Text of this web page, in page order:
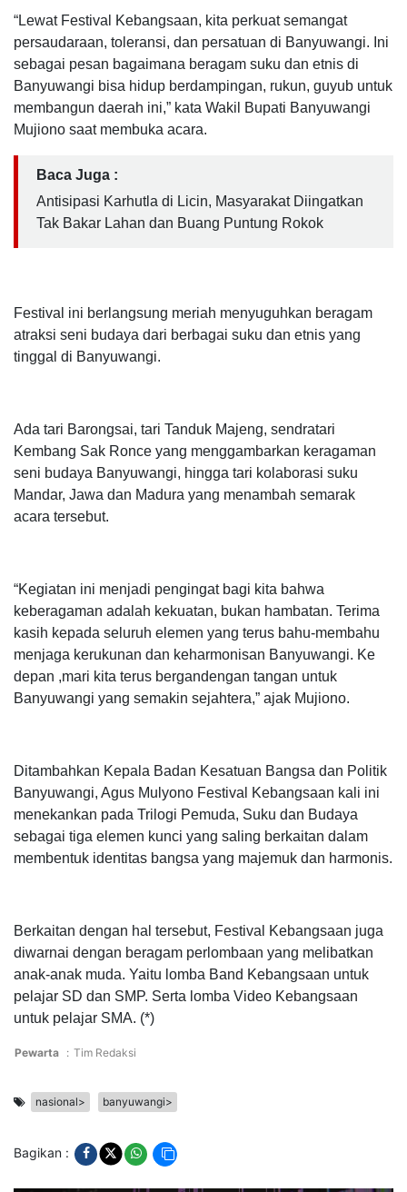
“Lewat Festival Kebangsaan, kita perkuat semangat
persaudaraan, toleransi, dan persatuan di Banyuwangi. Ini
sebagai pesan bagaimana beragam suku dan etnis di
Banyuwangi bisa hidup berdampingan, rukun, guyub untuk
membangun daerah ini,” kata Wakil Bupati Banyuwangi
Mujiono saat membuka acara.
Baca Juga :
Antisipasi Karhutla di Licin, Masyarakat Diingatkan
Tak Bakar Lahan dan Buang Puntung Rokok
Festival ini berlangsung meriah menyuguhkan beragam
atraksi seni budaya dari berbagai suku dan etnis yang
tinggal di Banyuwangi.
Ada tari Barongsai, tari Tanduk Majeng, sendratari
Kembang Sak Ronce yang menggambarkan keragaman
seni budaya Banyuwangi, hingga tari kolaborasi suku
Mandar, Jawa dan Madura yang menambah semarak
acara tersebut.
“Kegiatan ini menjadi pengingat bagi kita bahwa
keberagaman adalah kekuatan, bukan hambatan. Terima
kasih kepada seluruh elemen yang terus bahu-membahu
menjaga kerukunan dan keharmonisan Banyuwangi. Ke
depan ,mari kita terus bergandengan tangan untuk
Banyuwangi yang semakin sejahtera,” ajak Mujiono.
Ditambahkan Kepala Badan Kesatuan Bangsa dan Politik
Banyuwangi, Agus Mulyono Festival Kebangsaan kali ini
menekankan pada Trilogi Pemuda, Suku dan Budaya
sebagai tiga elemen kunci yang saling berkaitan dalam
membentuk identitas bangsa yang majemuk dan harmonis.
Berkaitan dengan hal tersebut, Festival Kebangsaan juga
diwarnai dengan beragam perlombaan yang melibatkan
anak-anak muda. Yaitu lomba Band Kebangsaan untuk
pelajar SD dan SMP. Serta lomba Video Kebangsaan
untuk pelajar SMA. (*)
Pewarta : Tim Redaksi
nasional> banyuwangi>
Bagikan :